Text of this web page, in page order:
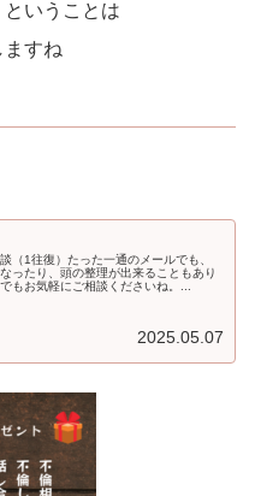
いうことは
すね
（1往復）たった一通のメールでも、
ったり、頭の整理が出来ることもあり
もお気軽にご相談くださいね。...
2025.05.07